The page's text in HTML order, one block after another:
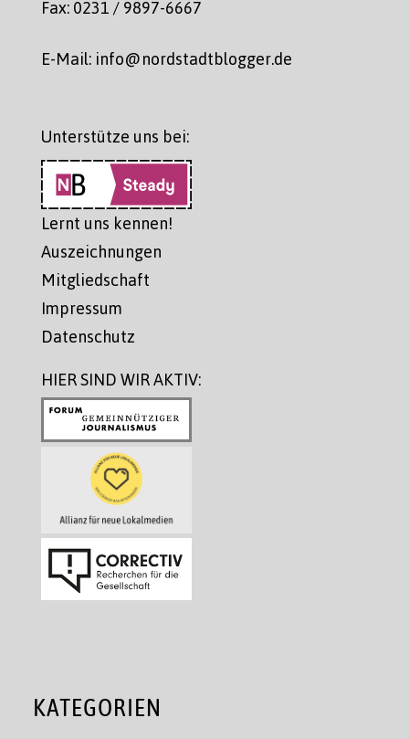
Fax: 0231 / 9897-6667
E-Mail: info@nordstadtblogger.de
Unterstütze uns bei:
Lernt uns kennen!
Auszeichnungen
Mitgliedschaft
Impressum
Datenschutz
HIER SIND WIR AKTIV:
KATEGORIEN